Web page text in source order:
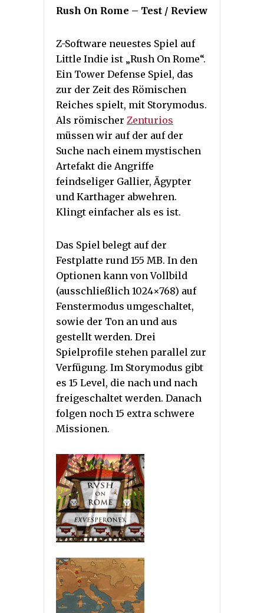
Rush On Rome – Test / Review
Z-Software neuestes Spiel auf
Little Indie ist „Rush On Rome“.
Ein Tower Defense Spiel, das
zur der Zeit des Römischen
Reiches spielt, mit Storymodus.
Als römischer Zenturios
müssen wir auf der auf der
Suche nach einem mystischen
Artefakt die Angriffe
feindseliger Gallier, Ägypter
und Karthager abwehren.
Klingt einfacher als es ist.
Das Spiel belegt auf der
Festplatte rund 155 MB. In den
Optionen kann von Vollbild
(ausschließlich 1024×768) auf
Fenstermodus umgeschaltet,
sowie der Ton an und aus
gestellt werden. Drei
Spielprofile stehen parallel zur
Verfügung. Im Storymodus gibt
es 15 Level, die nach und nach
freigeschaltet werden. Danach
folgen noch 15 extra schwere
Missionen.